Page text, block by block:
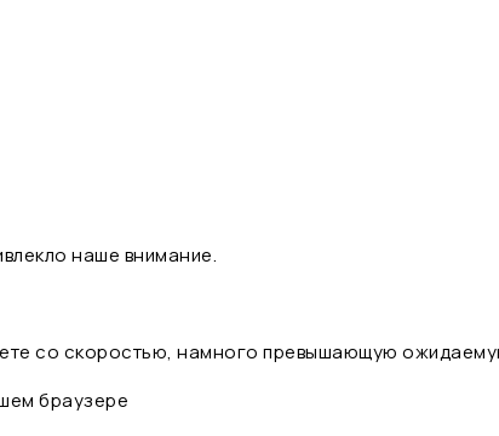
наше внимание.
со скоростью, намного превышающую
браузере